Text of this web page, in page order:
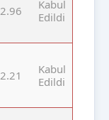
2.96
Kabul
Edildi
2.21
Kabul
Edildi